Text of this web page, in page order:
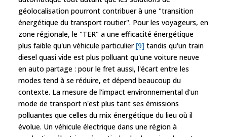
géolocalisation pourront contribuer à une "transition
énergétique du transport routier". Pour les voyageurs, en
zone régionale, le "TER" a une efficacité énergétique
plus faible qu'un véhicule particulier[9] tandis qu'un train
diesel quasi vide est plus polluant qu'une voiture neuve
en auto partage : pour le fret aussi, l'écart entre les
modes tend à se réduire, et dépend beaucoup du
contexte. La mesure de l'impact environnemental d'un
mode de transport n'est plus tant ses émissions
polluantes que celles du mix énergétique du lieu où il
évolue. Un véhicule électrique dans une région à